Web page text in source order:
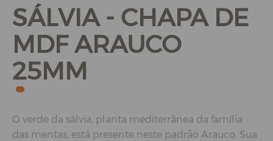
SÁLVIA - CHAPA DE
MDF ARAUCO
25MM
O verde da sálvia, planta mediterrânea da família
das mentas, está presente neste padrão Arauco. Sua